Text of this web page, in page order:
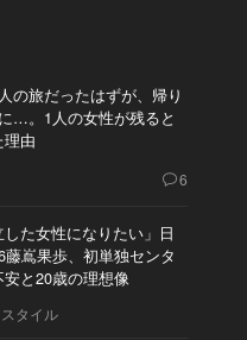
の旅だったはずが、帰り
…。1人の女性が残ると
由
6
した女性になりたい」日
藤嶌果歩、初単独センタ
安と20歳の理想像
タイル